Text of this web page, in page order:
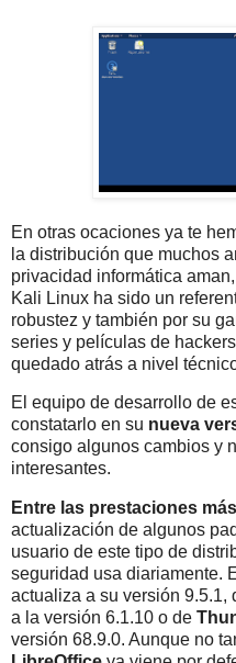
En otras ocaciones ya te
la distribución que muchos
privacidad informática
Kali Linux ha sido un
robustez y también por su
series y películas de
quedado atrás a nivel
El equipo de desarrollo de
constatarlo en su nueva
consigo algunos cambios y
interesantes.
Entre las prestaciones
actualización de algunos
usuario de este tipo de
seguridad usa diariamente.
actualiza a su versión 9.5.1,
a la versión 6.1.10 o de
versión 68.9.0. Aunque no